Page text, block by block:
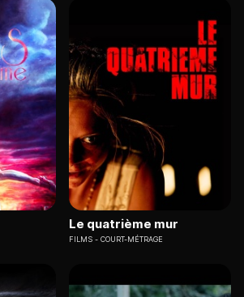
Le quatrième mur
FILMS COURT-MÉTRAGE